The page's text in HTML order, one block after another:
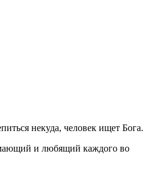
некуда, человек ищет Бога.
и любящий каждого во